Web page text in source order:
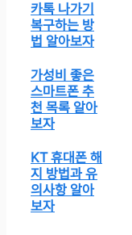
카톡 나가기
복구하는 방
법 알아보자
가성비 좋은
스마트폰 추
천 목록 알아
보자
KT 휴대폰 해
지 방법과 유
의사항 알아
보자